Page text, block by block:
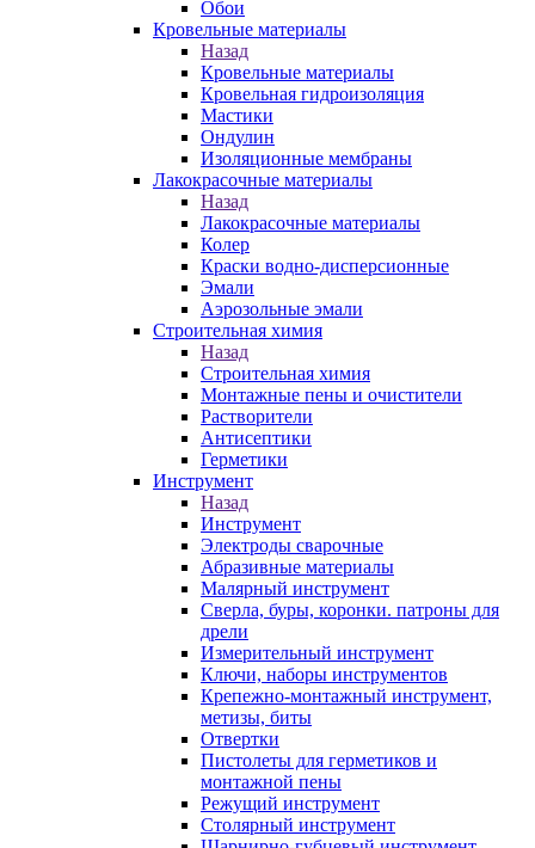
Обои
Кровельные материалы
Назад
Кровельные материалы
Кровельная гидроизоляция
Мастики
Ондулин
Изоляционные мембраны
Лакокрасочные материалы
Назад
Лакокрасочные материалы
Колер
Краски водно-дисперсионные
Эмали
Аэрозольные эмали
Строительная химия
Назад
Строительная химия
Монтажные пены и очистители
Растворители
Антисептики
Герметики
Инструмент
Назад
Инструмент
Электроды сварочные
Абразивные материалы
Малярный инструмент
Сверла, буры, коронки. патроны для
дрели
Измерительный инструмент
Ключи, наборы инструментов
Крепежно-монтажный инструмент,
метизы, биты
Отвертки
Пистолеты для герметиков и
монтажной пены
Режущий инструмент
Столярный инструмент